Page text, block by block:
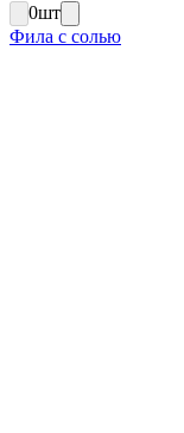
0шт
Фила с солью